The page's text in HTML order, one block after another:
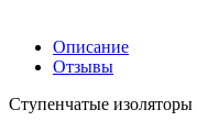
Описание
Отзывы
Ступенчатые